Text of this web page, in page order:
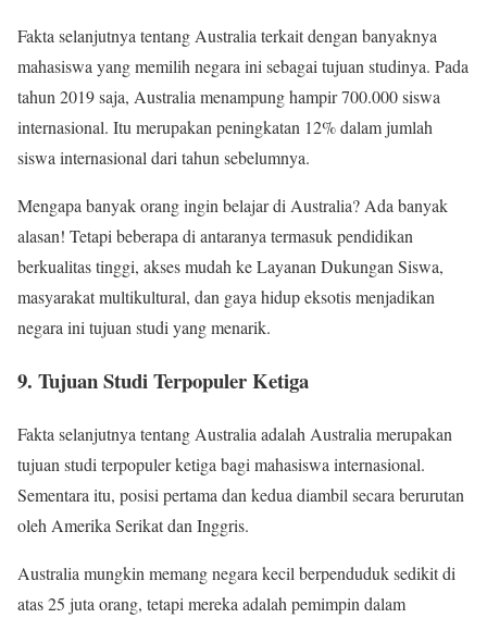
Fakta selanjutnya tentang Australia terkait dengan banyaknya
mahasiswa yang memilih negara ini sebagai tujuan studinya. Pada
tahun 2019 saja, Australia menampung hampir 700.000 siswa
internasional. Itu merupakan peningkatan 12% dalam jumlah
siswa internasional dari tahun sebelumnya.
Mengapa banyak orang ingin belajar di Australia? Ada banyak
alasan! Tetapi beberapa di antaranya termasuk pendidikan
berkualitas tinggi, akses mudah ke Layanan Dukungan Siswa,
masyarakat multikultural, dan gaya hidup eksotis menjadikan
negara ini tujuan studi yang menarik.
9. Tujuan Studi Terpopuler Ketiga
Fakta selanjutnya tentang Australia adalah Australia merupakan
tujuan studi terpopuler ketiga bagi mahasiswa internasional.
Sementara itu, posisi pertama dan kedua diambil secara berurutan
oleh Amerika Serikat dan Inggris.
Australia mungkin memang negara kecil berpenduduk sedikit di
atas 25 juta orang, tetapi mereka adalah pemimpin dalam